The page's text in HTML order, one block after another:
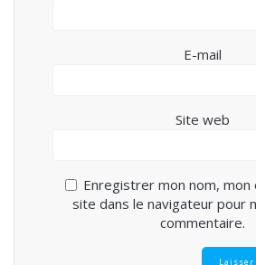
E-mail
Site web
Enregistrer mon nom, mon
site dans le navigateur pour
commentaire.